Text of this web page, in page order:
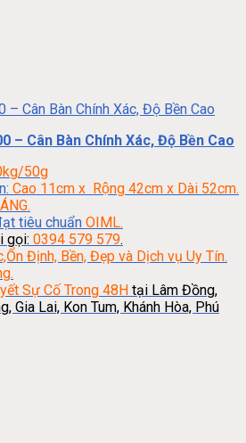
Cân Bàn Chính Xác, Độ Bền Cao
– Cân Bàn Chính Xác, Độ Bền Cao
50g
Cao 11cm x Rộng 42cm x Dài 52cm.
tiêu chuẩn OIML.
gọi: 0394 579 579.
Định, Bền, Đẹp và Dịch vụ Uy Tín.
Sự Cố Trong 48H tại Lâm Đồng,
Gia Lai, Kon Tum, Khánh Hòa, Phú